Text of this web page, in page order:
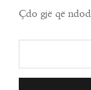
Çdo gjë që